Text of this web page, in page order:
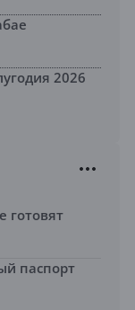
2026
готовят
паспорт